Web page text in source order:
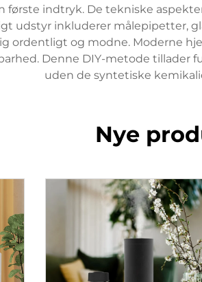
indtryk. De tekniske
udstyr inkluderer målepipetter,
ordentligt og modne. Moderne
Denne DIY-metode
uden de syntetiske
Nye